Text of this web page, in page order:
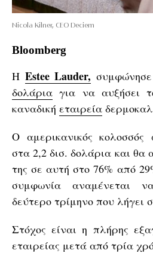
Nicola Kilner, CEO Deciem
Bloomberg
Η Estee Lauder,
δολάρια για να αυξήσει
καναδική εταιρεία
Ο αμερικανικός κολοσσός
στα 2,2 δισ. δολάρια και θα
της σε αυτή στο 76% από
συμφωνία αναμένεται
δεύτερο τρίμηνο που λήγει
Στόχος είναι η πλήρης
εταιρείας μετά από τρία